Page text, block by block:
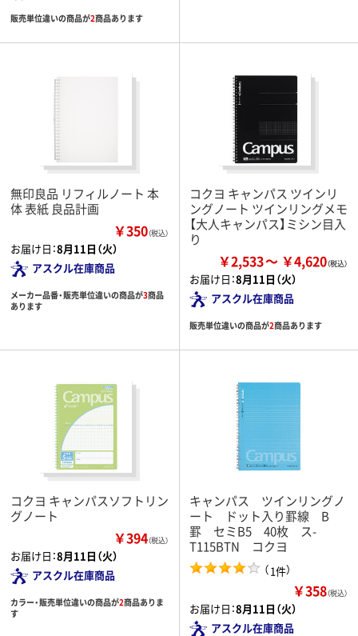
販売単位違いの商品が2商品あります
無印良品 リフィルノート 本
体 表紙 良品計画
￥350（税込）
お届け日：8月11日（火）
アスクル在庫商品
メーカー品番・販売単位違いの商品が3商品
あります
コクヨ キャンパス ツインリ
ングノート ツインリングメモ
【大人キャンパス】ミシン目入
り
￥2,533 ￥4,620
お届け日：8月11日（火）
アスクル在庫商品
販売単位違いの商品が2商品あります
コクヨ キャンパスソフトリン
グノート
￥394（税込）
お届け日：8月11日（火）
アスクル在庫商品
カラー・販売単位違いの商品が2商品ありま
す
キャンパス ツインリングノ
ート ドット入り罫線 B
罫 セミB5 40枚 ス-
T115BTN コクヨ
（1件）
￥358（税込）
お届け日：8月11日（火）
アスクル在庫商品